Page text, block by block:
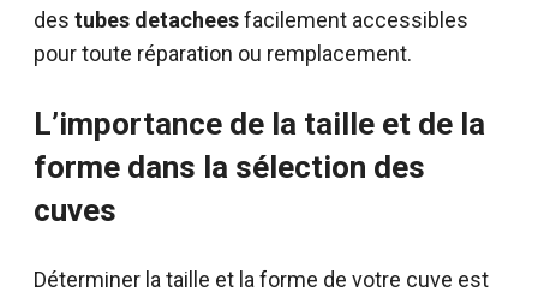
des tubes detacheesfacilement accessibles
pour toute réparation ou remplacement.
L’importance de la taille et de la
forme dans la sélection des
cuves
Déterminer la taille et la forme de votre cuve est